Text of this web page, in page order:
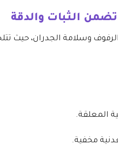
الثبات والدقة
وسلامة الجدران، حيث
المعلقة.
مخفية.